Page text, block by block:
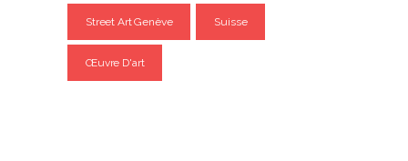
Street Art Genève Suisse
Œuvre D'art